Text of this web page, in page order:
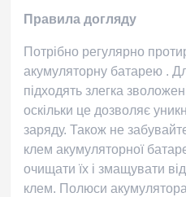
Правила догляду
Потрібно регулярно
акумуляторну батарею .
підходять злегка
оскільки це дозволяє
заряду. Також не
клем акумуляторної
очищати їх і змащувати
клем. Полюси